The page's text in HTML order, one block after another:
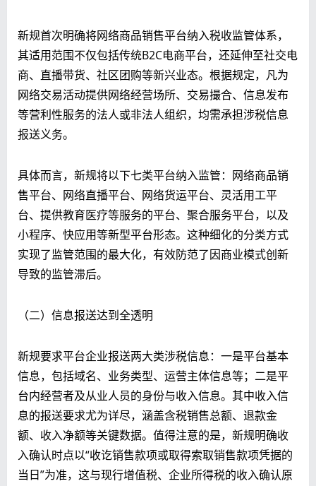
新规首次明确将网络商品销售平台纳入税收监管体系，
其适用范围不仅包括传统B2C电商平台，还延伸至社交电
商、直播带货、社区团购等新兴业态。根据规定，凡为
网络交易活动提供网络经营场所、交易撮合、信息发布
等营利性服务的法人或非法人组织，均需承担涉税信息
报送义务。
具体而言，新规将以下七类平台纳入监管：网络商品销
售平台、网络直播平台、网络货运平台、灵活用工平
台、提供教育医疗等服务的平台、聚合服务平台，以及
小程序、快应用等新型平台形态。这种细化的分类方式
实现了监管范围的最大化，有效防范了因商业模式创新
导致的监管滞后。
（二）信息报送达到全透明
新规要求平台企业报送两大类涉税信息：一是平台基本
信息，包括域名、业务类型、运营主体信息等；二是平
台内经营者及从业人员的身份与收入信息。其中收入信
息的报送要求尤为详尽，涵盖含税销售总额、退款金
额、收入净额等关键数据。值得注意的是，新规明确收
入确认时点以“收讫销售款项或取得索取销售款项凭据的
当日”为准，这与现行增值税、企业所得税的收入确认原